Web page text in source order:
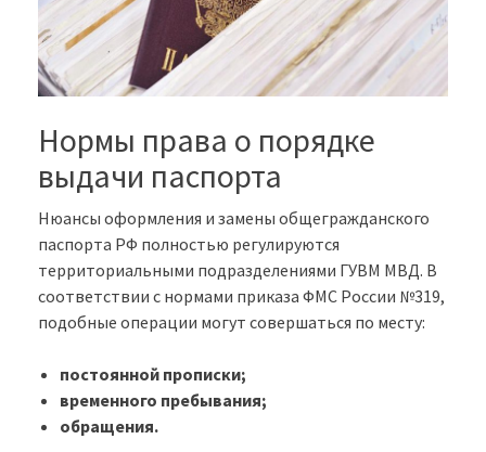
Нормы права о порядке
выдачи паспорта
Нюансы оформления и замены общегражданского
паспорта РФ полностью регулируются
территориальными подразделениями ГУВМ МВД. В
соответствии с нормами приказа ФМС России №319,
подобные операции могут совершаться по месту:
постоянной прописки;
временного пребывания;
обращения.